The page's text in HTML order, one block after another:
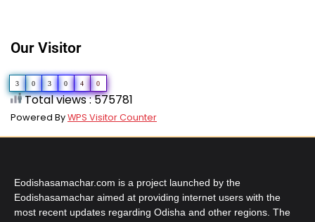
Our Visitor
3 0 3 0 4 0
Total views : 575781
Powered ByWPS Visitor Counter
Eodishasamachar.com is a project launched by the
Eodishasamachar aimed at providing internet users with the
most recent updates regarding Odisha and other regions. The